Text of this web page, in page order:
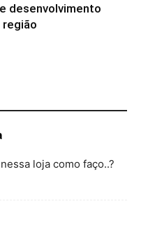
desenvolvimento
loja como faço..?